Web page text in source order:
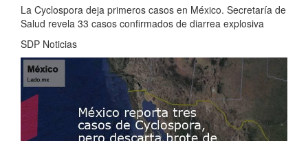
La Cyclospora deja primeros casos en México. Secretaría de
Salud revela 33 casos confirmados de diarrea explosiva
SDP Noticias